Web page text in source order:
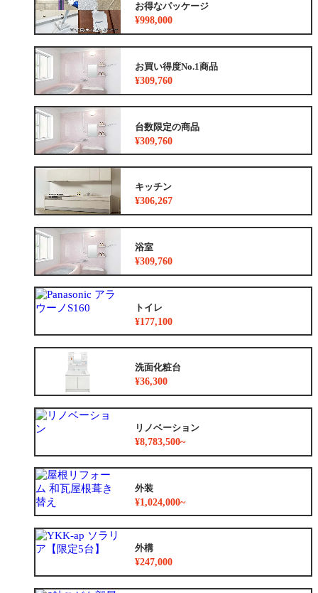
お得なパッケージ
¥998,000
お買い得度No.1商品
¥309,760
台数限定の商品
¥309,760
キッチン
¥306,267
浴室
¥309,760
トイレ
¥177,100
洗面化粧台
¥36,300
リノベーション
¥8,783,500~
外装
¥1,024,000~
外構
¥247,000